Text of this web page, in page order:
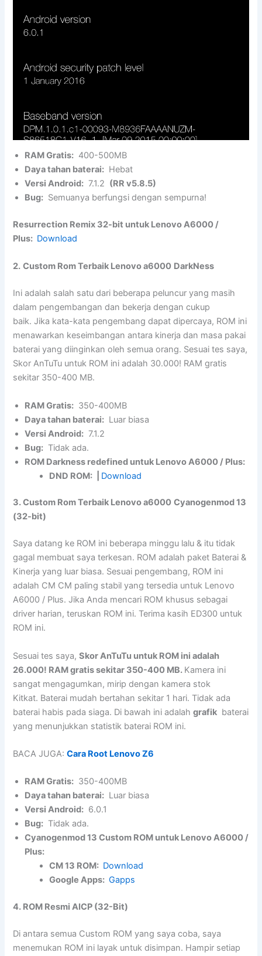
RAM Gratis: 400-500MB
Daya tahan baterai: Hebat
Versi Android: 7.1.2 (RR v5.8.5)
Bug: Semuanya berfungsi dengan sempurna!
Resurrection Remix 32-bit untuk Lenovo A6000 /
Plus: Download
2. Custom Rom Terbaik Lenovo a6000 DarkNess
Ini adalah salah satu dari beberapa peluncur yang masih
dalam pengembangan dan bekerja dengan cukup
baik. Jika kata-kata pengembang dapat dipercaya, ROM ini
menawarkan keseimbangan antara kinerja dan masa pakai
baterai yang diinginkan oleh semua orang. Sesuai tes saya,
Skor AnTuTu untuk ROM ini adalah 30.000! RAM gratis
sekitar 350-400 MB.
RAM Gratis: 350-400MB
Daya tahan baterai: Luar biasa
Versi Android: 7.1.2
Bug: Tidak ada.
ROM Darkness redefined untuk Lenovo A6000 / Plus:
DND ROM:
Download
3. Custom Rom Terbaik Lenovo a6000 Cyanogenmod 13
(32-bit)
Saya datang ke ROM ini beberapa minggu lalu & itu tidak
gagal membuat saya terkesan. ROM adalah paket Baterai &
Kinerja yang luar biasa. Sesuai pengembang, ROM ini
adalah CM CM paling stabil yang tersedia untuk Lenovo
A6000 / Plus. Jika Anda mencari ROM khusus sebagai
driver harian, teruskan ROM ini. Terima kasih ED300 untuk
ROM ini.
Sesuai tes saya,Skor AnTuTu untuk ROM ini adalah
26.000! RAM gratis sekitar 350-400 MB. Kamera ini
sangat mengagumkan, mirip dengan kamera stok
Kitkat. Baterai mudah bertahan sekitar 1 hari. Tidak ada
baterai habis pada siaga. Di bawah ini adalahgrafik baterai
yang menunjukkan statistik baterai ROM ini.
BACA JUGA:Cara Root Lenovo Z6
RAM Gratis: 350-400MB
Daya tahan baterai: Luar biasa
Versi Android: 6.0.1
Bug: Tidak ada.
Cyanogenmod 13 Custom ROM untuk Lenovo A6000 /
Plus:
CM 13 ROM: Download
Google Apps: Gapps
4. ROM Resmi AICP (32-Bit)
Di antara semua Custom ROM yang saya coba, saya
menemukan ROM ini layak untuk disimpan. Hampir setiap